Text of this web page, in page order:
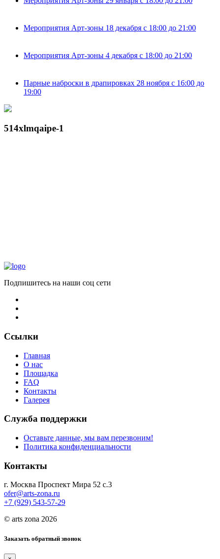
Мероприятия Арт-зоны 18 декабря с 18:00 до 21:00
Мероприятия Арт-зоны 4 декабря с 18:00 до 21:00
Парные наброски в драпировках 28 ноября с 16:00 до
19:00
514xlmqaipe-1
Подпишитесь на наши соц сети
Ссылки
Главная
О нас
Площадка
FAQ
Контакты
Галерея
Служба поддержки
Оставьте данные, мы вам перезвоним!
Политика конфиденциальности
Контакты
г. Москва Проспект Мира 52 с.3
ofer@arts-zona.ru
+7 (929) 543-57-29
© arts zona 2026
Заказать обратный звонок